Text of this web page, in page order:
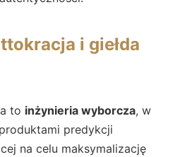
i giełda
to inżynieria wyborcza, w
predykcji
na celu maksymalizację